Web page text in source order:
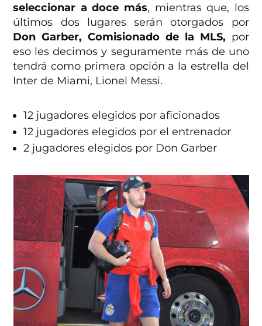
seleccionar a doce más, mientras que, los
últimos dos lugares serán otorgados por
Don Garber, Comisionado de la MLS, por
eso les decimos y seguramente más de uno
tendrá como primera opción a la estrella del
Inter de Miami, Lionel Messi.
12 jugadores elegidos por aficionados
12 jugadores elegidos por el entrenador
2 jugadores elegidos por Don Garber